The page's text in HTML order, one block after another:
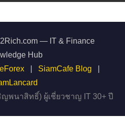
— IT & Finance
Hub
SiamCafe Blog
พนาสิทธิ์) ผู้เชี่ยวชาญ IT 30+ ปี